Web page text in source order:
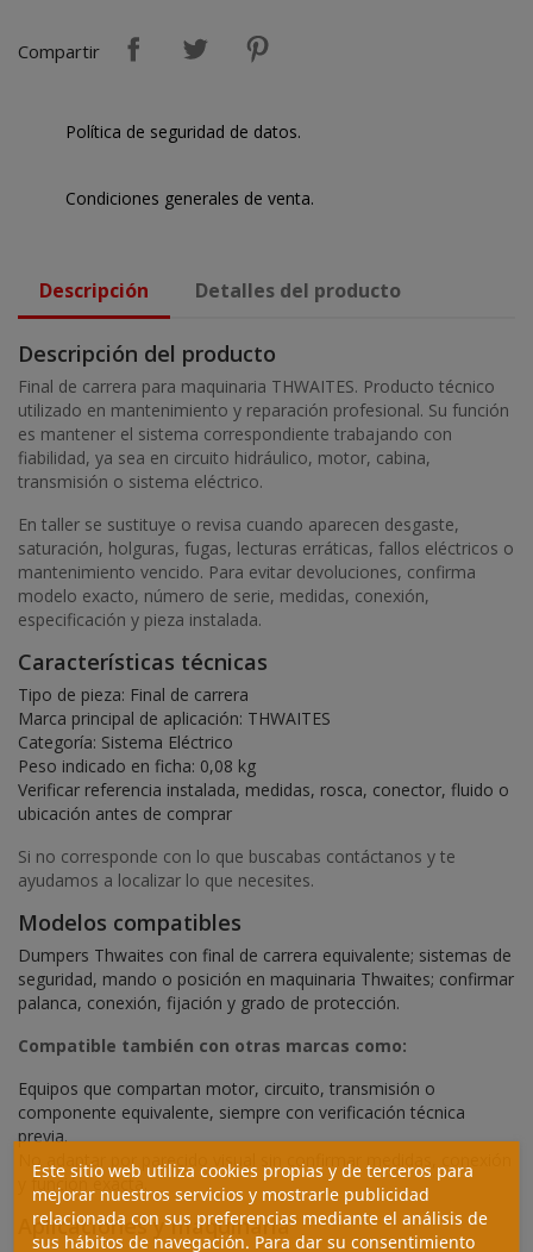
Compartir
Política de seguridad de datos.
Condiciones generales de venta.
Descripción Detalles del producto
Descripción del producto
Final de carrera para maquinaria THWAITES. Producto técnico
utilizado en mantenimiento y reparación profesional. Su función
es mantener el sistema correspondiente trabajando con
fiabilidad, ya sea en circuito hidráulico, motor, cabina,
transmisión o sistema eléctrico.
En taller se sustituye o revisa cuando aparecen desgaste,
saturación, holguras, fugas, lecturas erráticas, fallos eléctricos o
mantenimiento vencido. Para evitar devoluciones, confirma
modelo exacto, número de serie, medidas, conexión,
especificación y pieza instalada.
Características técnicas
Tipo de pieza: Final de carrera
Marca principal de aplicación: THWAITES
Categoría: Sistema Eléctrico
Peso indicado en ficha: 0,08 kg
Verificar referencia instalada, medidas, rosca, conector, fluido o
ubicación antes de comprar
Si no corresponde con lo que buscabas contáctanos y te
ayudamos a localizar lo que necesites.
Modelos compatibles
Dumpers Thwaites con final de carrera equivalente; sistemas de
seguridad, mando o posición en maquinaria Thwaites; confirmar
palanca, conexión, fijación y grado de protección.
Compatible también con otras marcas como:
Equipos que compartan motor, circuito, transmisión o
componente equivalente, siempre con verificación técnica
previa.
No adaptar por parecido visual sin confirmar medidas, conexión
y función exacta.
Aplicaciones y maquinaria
Este sitio web utiliza cookies propias y de terceros para
mejorar nuestros servicios y mostrarle publicidad
relacionada con sus preferencias mediante el análisis de
sus hábitos de navegación. Para dar su consentimiento